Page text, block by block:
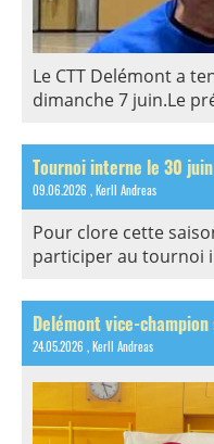
Le CTT Delémont a
dimanche 7 juin.Le
Tournoi interne le 30 juin
09.06.2026 , Kerll Andreas
Pour clore cette
participer au tournoi
Delémont vice-
24.05.2026 , Kerll Andreas